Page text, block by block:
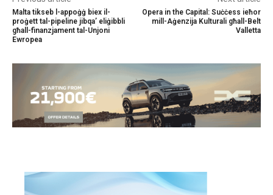
Malta tikseb l-appoġġ biex il-
proġett tal-pipeline jibqa’ eliġibbli
għall-finanzjament tal-Unjoni
Ewropea
Opera in the Capital: Suċċess ieħor
mill-Aġenzija Kulturali għall-Belt
Valletta